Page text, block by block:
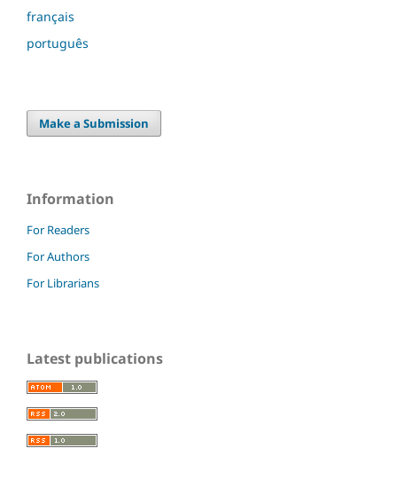
français
português
Make a Submission
Information
For Readers
For Authors
For Librarians
Latest publications